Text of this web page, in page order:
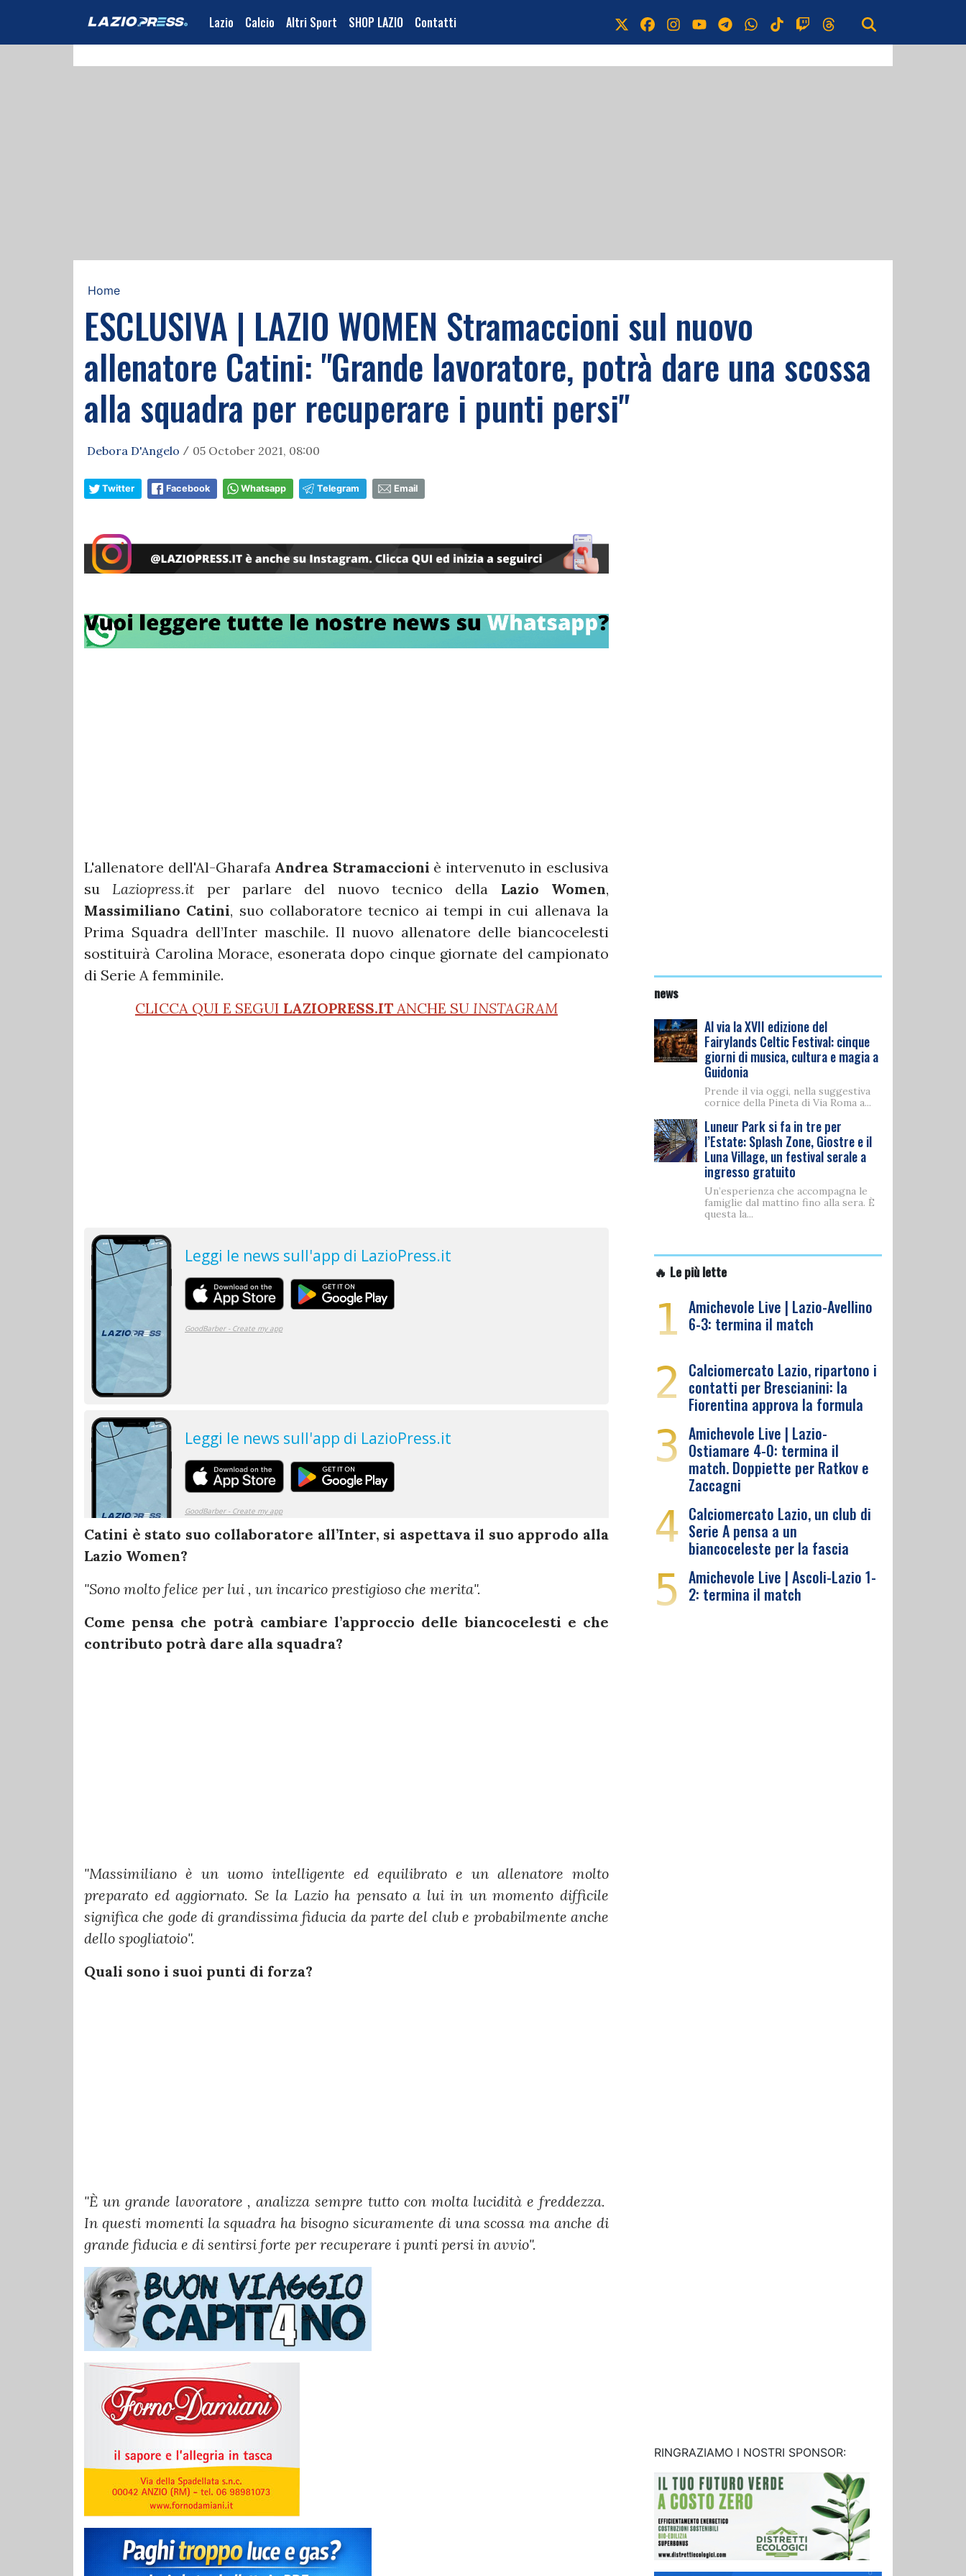
Lazio Calcio Altri Sport SHOP LAZIO Contatti
Home
ESCLUSIVA | LAZIO WOMEN Stramaccioni sul nuovo
allenatore Catini: "Grande lavoratore, potrà dare una scossa
alla squadra per recuperare i punti persi"
Debora D'Angelo / 05 October 2021, 08:00
Twitter Facebook Whatsapp Telegram Email
L'allenatore dell'Al-Gharafa Andrea Stramaccioni è intervenuto in esclusiva
suLaziopress.it per parlare del nuovo tecnico della Lazio Women,
Massimiliano Catini, suo collaboratore tecnico ai tempi in cui allenava la
Prima Squadra dell’Inter maschile. Il nuovo allenatore delle biancocelesti
sostituirà Carolina Morace, esonerata dopo cinque giornate del campionato
di Serie A femminile.
CLICCA QUI E SEGUI LAZIOPRESS.IT ANCHE SU INSTAGRAM
Catini è stato suo collaboratore all’Inter, si aspettava il suo approdo alla
Lazio Women?
"Sono molto felice per lui , un incarico prestigioso che merita".
Come pensa che potrà cambiare l’approccio delle biancocelesti e che
contributo potrà dare alla squadra?
"Massimiliano è un uomo intelligente ed equilibrato e un allenatore molto
preparato ed aggiornato. Se la Lazio ha pensato a lui in un momento difficile
significa che gode di grandissima fiducia da parte del club e probabilmente anche
dello spogliatoio".
Quali sono i suoi punti di forza?
"È un grande lavoratore , analizza sempre tutto con molta lucidità e freddezza.
In questi momenti la squadra ha bisogno sicuramente di una scossa ma anche di
grande fiducia e di sentirsi forte per recuperare i punti persi in avvio".
news
Al via la XVII edizione del
Fairylands Celtic Festival: cinque
giorni di musica, cultura e magia a
Guidonia
Prende il via oggi, nella suggestiva
cornice della Pineta di Via Roma a...
Luneur Park si fa in tre per
l’Estate: Splash Zone, Giostre e il
Luna Village, un festival serale a
ingresso gratuito
Un’esperienza che accompagna le
famiglie dal mattino fino alla sera. È
questa la...
🔥 Le più lette
1 Amichevole Live | Lazio-Avellino
6-3: termina il match
2 Calciomercato Lazio, ripartono i
contatti per Brescianini: la
Fiorentina approva la formula
3 Amichevole Live | Lazio-
Ostiamare 4-0: termina il
match. Doppiette per Ratkov e
Zaccagni
4 Calciomercato Lazio, un club di
Serie A pensa a un
biancoceleste per la fascia
5 Amichevole Live | Ascoli-Lazio 1-
2: termina il match
RINGRAZIAMO I NOSTRI SPONSOR: